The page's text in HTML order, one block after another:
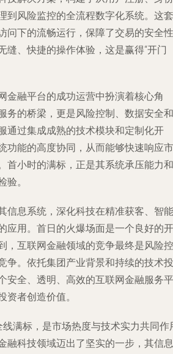
到风险监控的全流程数字化系统。这套
问下的流畅运行，保障了交易的安全性
缝、快捷的操作体验，这是赢得“开门
金融平台的成功运营中扮演着核心角
务的桥梁，更是风险控制、数据安全和
通过集成成熟的技术模块和定制化开
功能的高度协同，从而能够快速响应市
首小时的满标，正是其系统承压能力和
验。
信息系统，深化科技在精准获客、智能
应用。首日的火爆场面是一个良好的开
，互联网金融领域的竞争最终是风险控
争。依托集团产业背景和持续的技术投
安全、透明、高效的互联网金融服务平
资者创造价值。
满标，是市场热度与技术实力共同作
融科技领域迈出了坚实的一步，其信息